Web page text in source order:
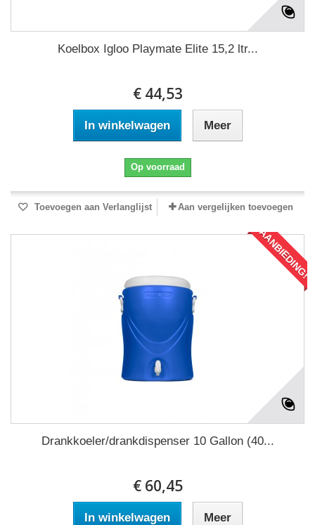
Koelbox Igloo Playmate Elite 15,2 ltr...
€ 44,53
In winkelwagen Meer
Op voorraad
Toevoegen aan Verlanglijst Aan vergelijken toevoegen
AANBIEDING!
Drankkoeler/drankdispenser 10 Gallon (40...
€ 60,45
In winkelwagen Meer